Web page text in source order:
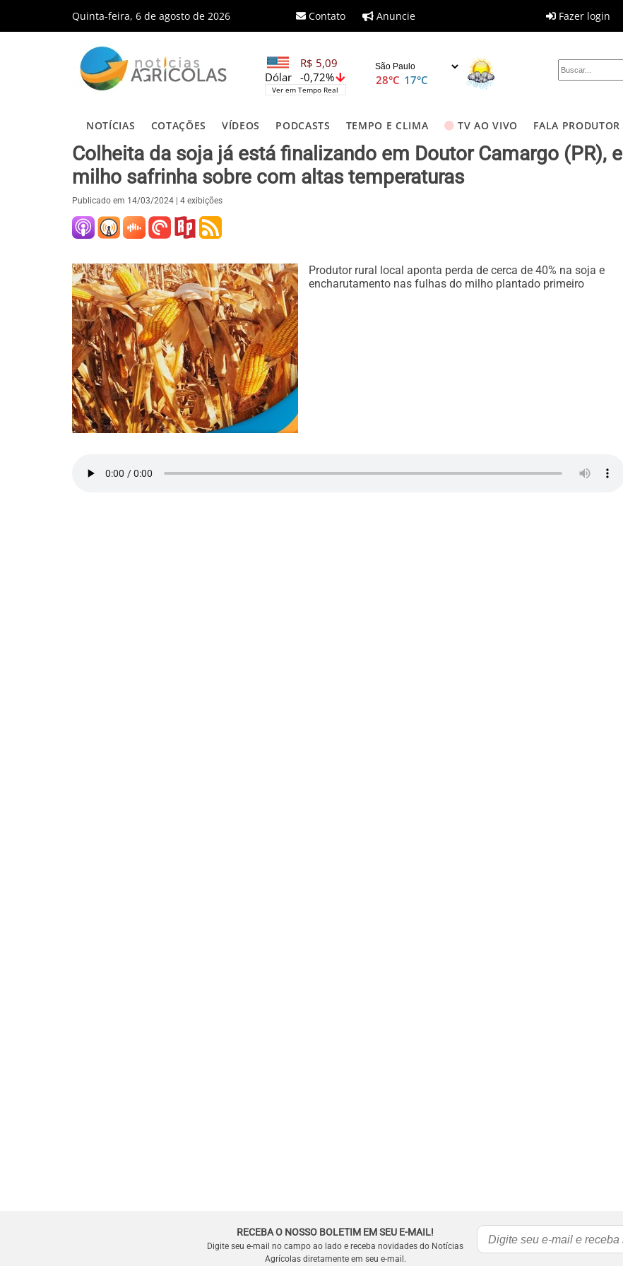
Quinta-feira, 6 de agosto de 2026 Contato Anuncie Fazer login
R$ 5,09
-0,72%
Dólar
Ver em Tempo Real
28°C 17°C
NOTÍCIAS COTAÇÕES VÍDEOS PODCASTS TEMPO E CLIMA TV AO VIVO FALA PRODUTOR
Colheita da soja já está finalizando em Doutor Camargo (PR), e
milho safrinha sobre com altas temperaturas
Publicado em 14/03/2024 | 4 exibições
Produtor rural local aponta perda de cerca de 40% na soja e
encharutamento nas fulhas do milho plantado primeiro
RECEBA O NOSSO BOLETIM EM SEU E-MAIL!
Digite seu e-mail no campo ao lado e receba novidades do Notícias
Agrícolas diretamente em seu e-mail.